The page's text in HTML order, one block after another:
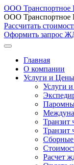
ООО
ООО
Рассчитать
Оформить запрос
Главная
О компании
Услуги и Цены
Услуги
Транзит
Транзит
Сборные
Расчет